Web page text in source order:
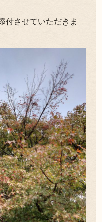
ーポリシー
付させていただきま